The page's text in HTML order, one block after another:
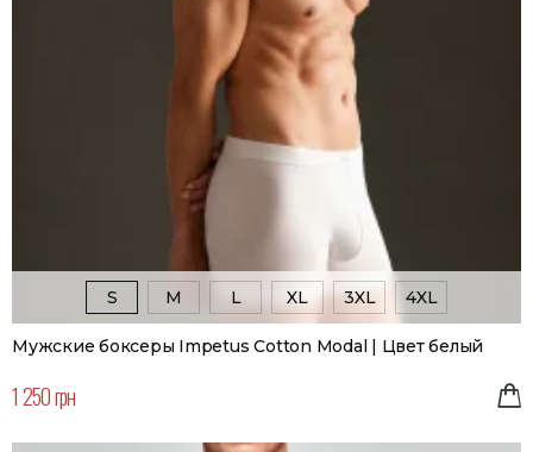
S M L XL 3XL 4XL
Мужские боксеры Impetus Cotton Modal | Цвет белый
1 250 грн